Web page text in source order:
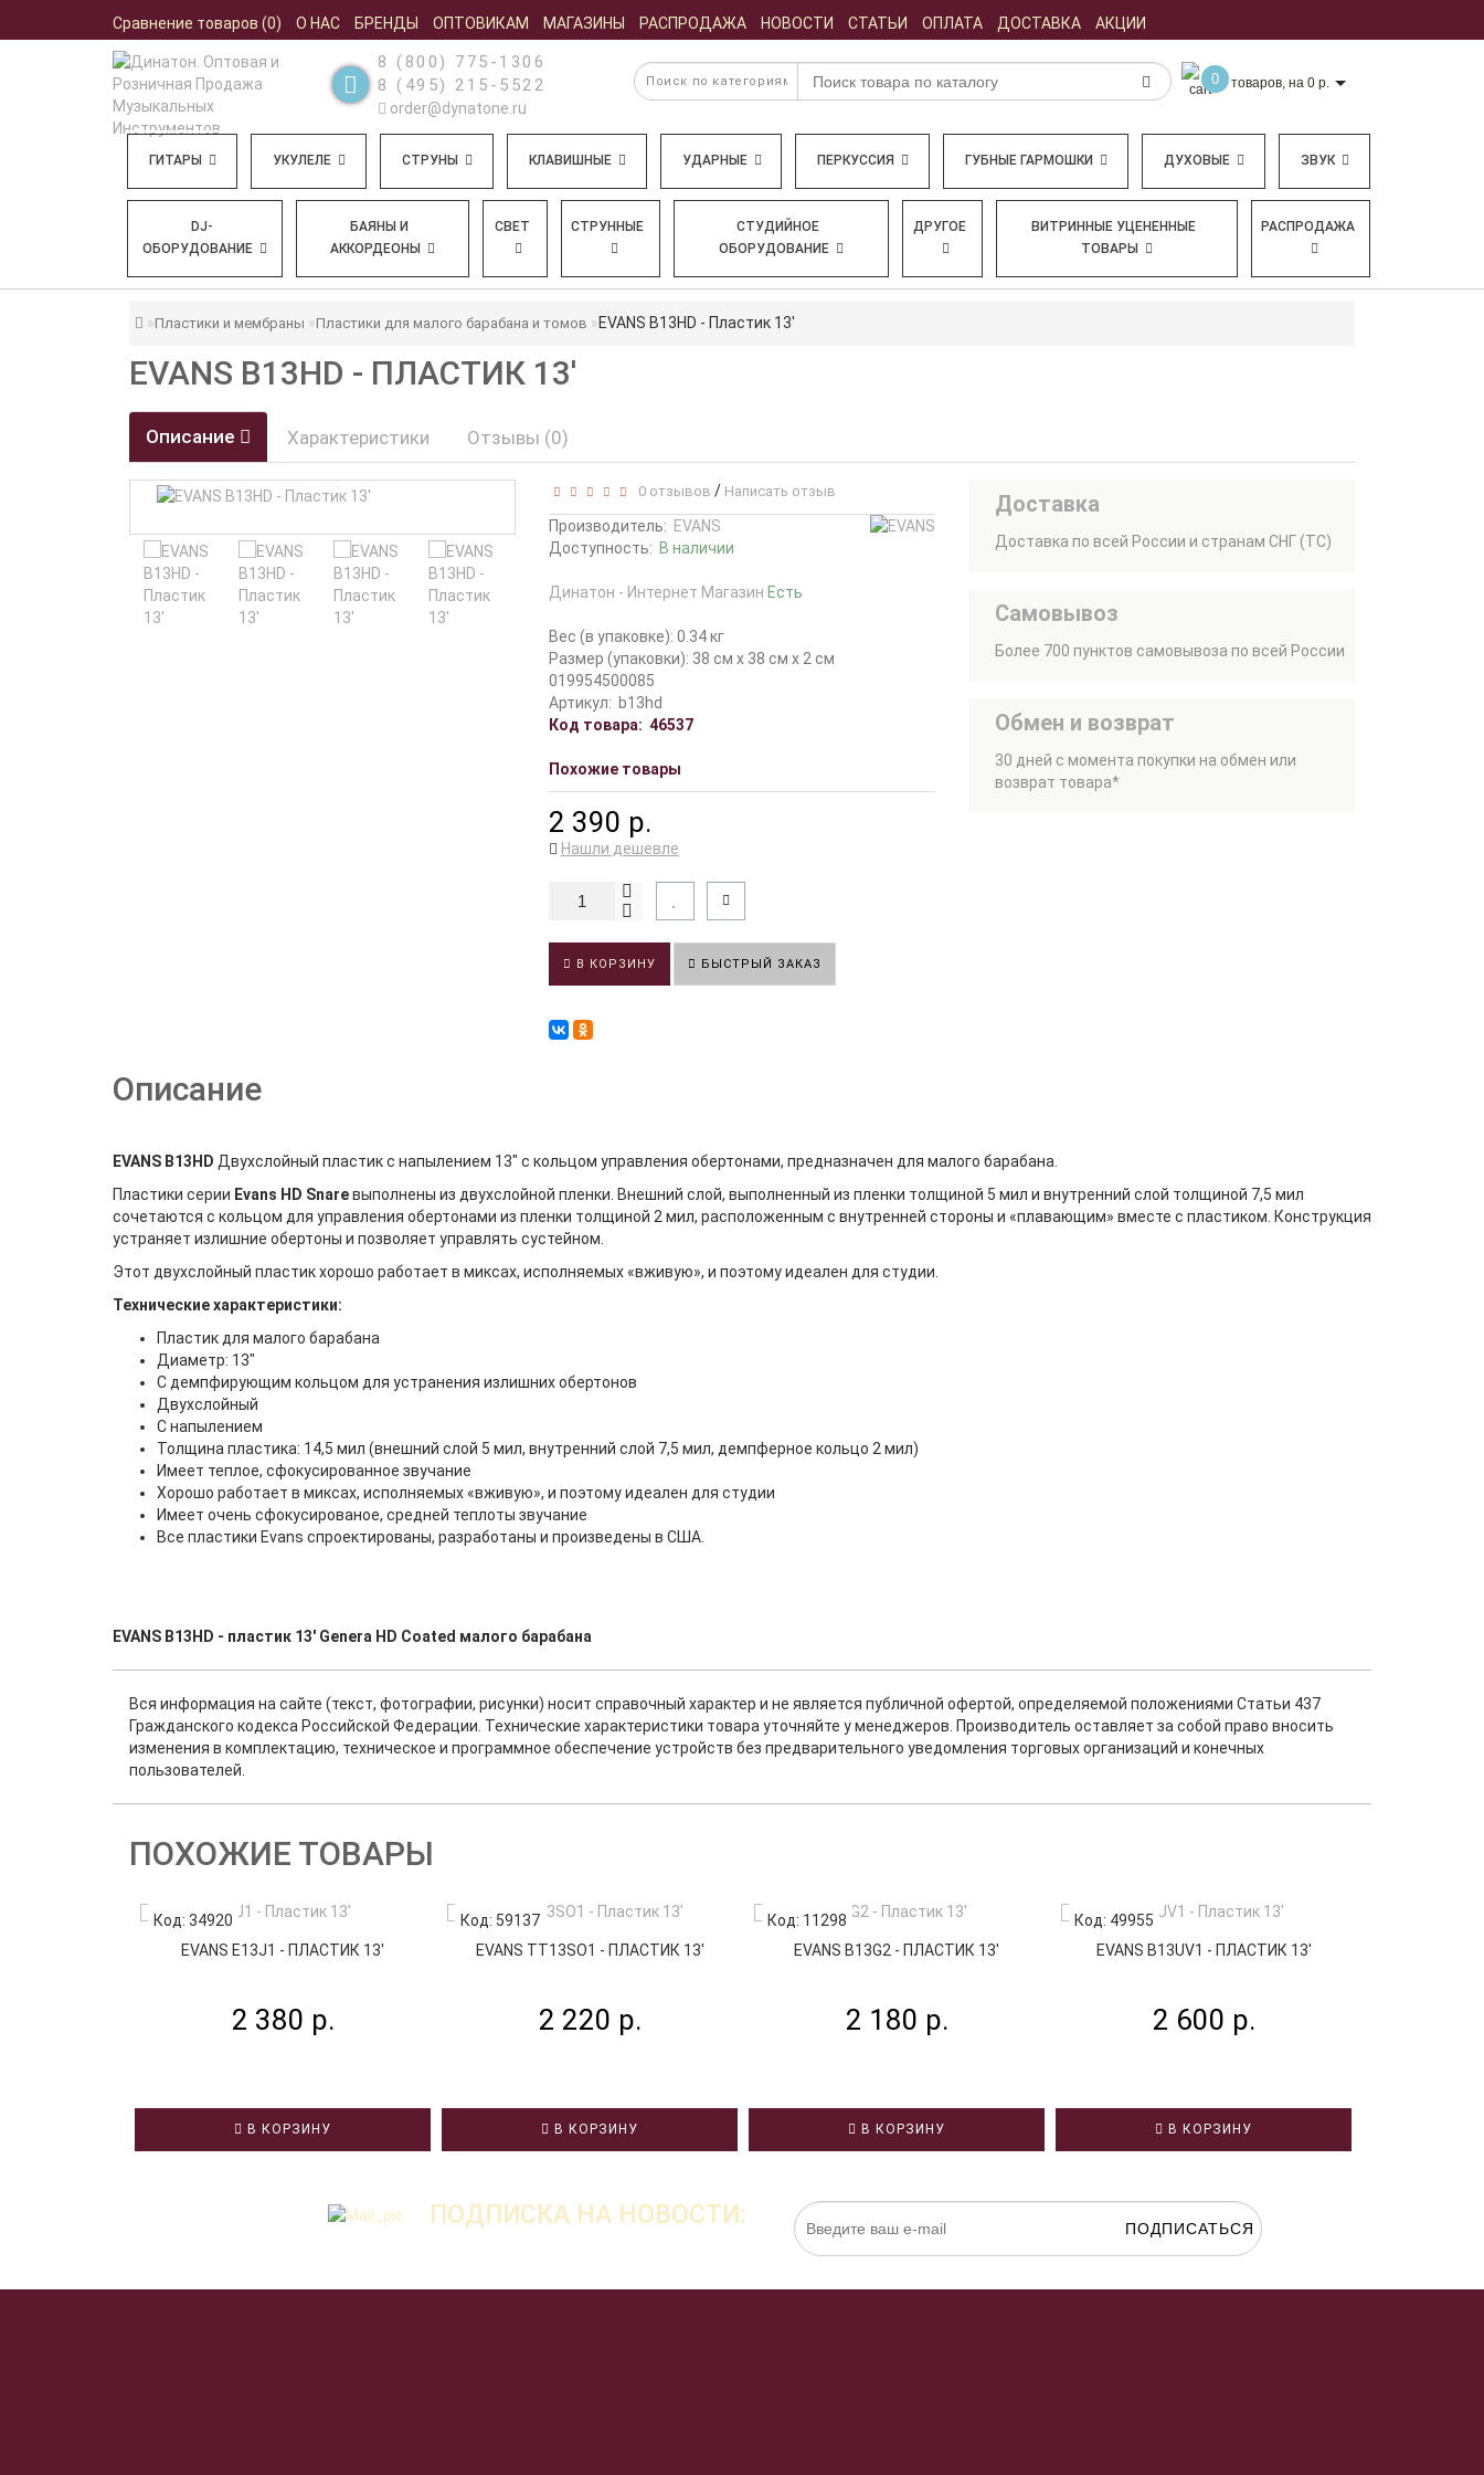
Сравнение товаров (0) О НАС БРЕНДЫ ОПТОВИКАМ МАГАЗИНЫ РАСПРОДАЖА НОВОСТИ СТАТЬИ ОПЛАТА ДОСТАВКА АКЦИИ
8 (800) 775-1306
8 (495) 215-5522
order@dynatone.ru
0 товаров, на 0 р.
ГИТАРЫ УКУЛЕЛЕ СТРУНЫ КЛАВИШНЫЕ УДАРНЫЕ ПЕРКУССИЯ ГУБНЫЕ ГАРМОШКИ ДУХОВЫЕ ЗВУК
DJ-
ОБОРУДОВАНИЕ
БАЯНЫ И
АККОРДЕОНЫ
СВЕТ СТРУННЫЕ
СТУДИЙНОЕ
ОБОРУДОВАНИЕ
ДРУГОЕ
ВИТРИННЫЕ УЦЕНЕННЫЕ
ТОВАРЫ
РАСПРОДАЖА
Пластики и мембраны Пластики для малого барабана и томов EVANS B13HD - Пластик 13'
EVANS B13HD - ПЛАСТИК 13'
Описание Характеристики Отзывы (0)
0 отзывов / Написать отзыв
Производитель: EVANS
Доступность: В наличии
Динатон - Интернет Магазин Есть
Вес (в упаковке): 0.34 кг
Размер (упаковки): 38 см x 38 см x 2 см
019954500085
Артикул: b13hd
Код товара: 46537
Похожие товары
2 390 р.
Нашли дешевле
В КОРЗИНУ БЫСТРЫЙ ЗАКАЗ
Доставка
Доставка по всей России и странам СНГ (ТС)
Самовывоз
Более 700 пунктов самовывоза по всей России
Обмен и возврат
30 дней с момента покупки на обмен или
возврат товара*
Описание
EVANS B13HD Двухслойный пластик с напылением 13" с кольцом управления обертонами, предназначен для малого барабана.
Пластики серии Evans HD Snareвыполнены из двухслойной пленки. Внешний слой, выполненный из пленки толщиной 5 мил и внутренний слой толщиной 7,5 мил
сочетаются с кольцом для управления обертонами из пленки толщиной 2 мил, расположенным с внутренней стороны и «плавающим» вместе с пластиком. Конструкция
устраняет излишние обертоны и позволяет управлять сустейном.
Этот двухслойный пластик хорошо работает в миксах, исполняемых «вживую», и поэтому идеален для студии.
Технические характеристики:
Пластик для малого барабана
Диаметр: 13"
С демпфирующим кольцом для устранения излишних обертонов
Двухслойный
С напылением
Толщина пластика: 14,5 мил (внешний слой 5 мил, внутренний слой 7,5 мил, демпферное кольцо 2 мил)
Имеет теплое, сфокусированное звучание
Хорошо работает в миксах, исполняемых «вживую», и поэтому идеален для студии
Имеет очень сфокусированое, средней теплоты звучание
Все пластики Evans спроектированы, разработаны и произведены в США.
EVANS B13HD - пластик 13' Genera HD Coated малого барабана
Вся информация на сайте (текст, фотографии, рисунки) носит справочный характер и не является публичной офертой, определяемой положениями Статьи 437
Гражданского кодекса Российской Федерации. Технические характеристики товара уточняйте у менеджеров. Производитель оставляет за собой право вносить
изменения в комплектацию, техническое и программное обеспечение устройств без предварительного уведомления торговых организаций и конечных
пользователей.
ПОХОЖИЕ ТОВАРЫ
Код: 34920
EVANS E13J1 - ПЛАСТИК 13'
2 380 р.
В КОРЗИНУ
Код: 59137
EVANS TT13SO1 - ПЛАСТИК 13'
2 220 р.
В КОРЗИНУ
Код: 11298
EVANS B13G2 - ПЛАСТИК 13'
2 180 р.
В КОРЗИНУ
Код: 49955
EVANS B13UV1 - ПЛАСТИК 13'
2 600 р.
В КОРЗИНУ
ПОДПИСКА НА НОВОСТИ: ПОДПИСАТЬСЯ